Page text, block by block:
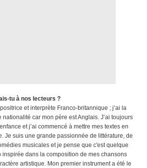
tu à nos lecteurs ?
et interprète Franco-britannique ; j’ai la
nationalité car mon père est Anglais. J’ai toujours
et j’ai commencé à mettre mes textes en
Je suis une grande passionnée de littérature, de
musicales et je pense que c'est quelque
inspirée dans la composition de mes chansons
artistique. Mon premier instrument a été le